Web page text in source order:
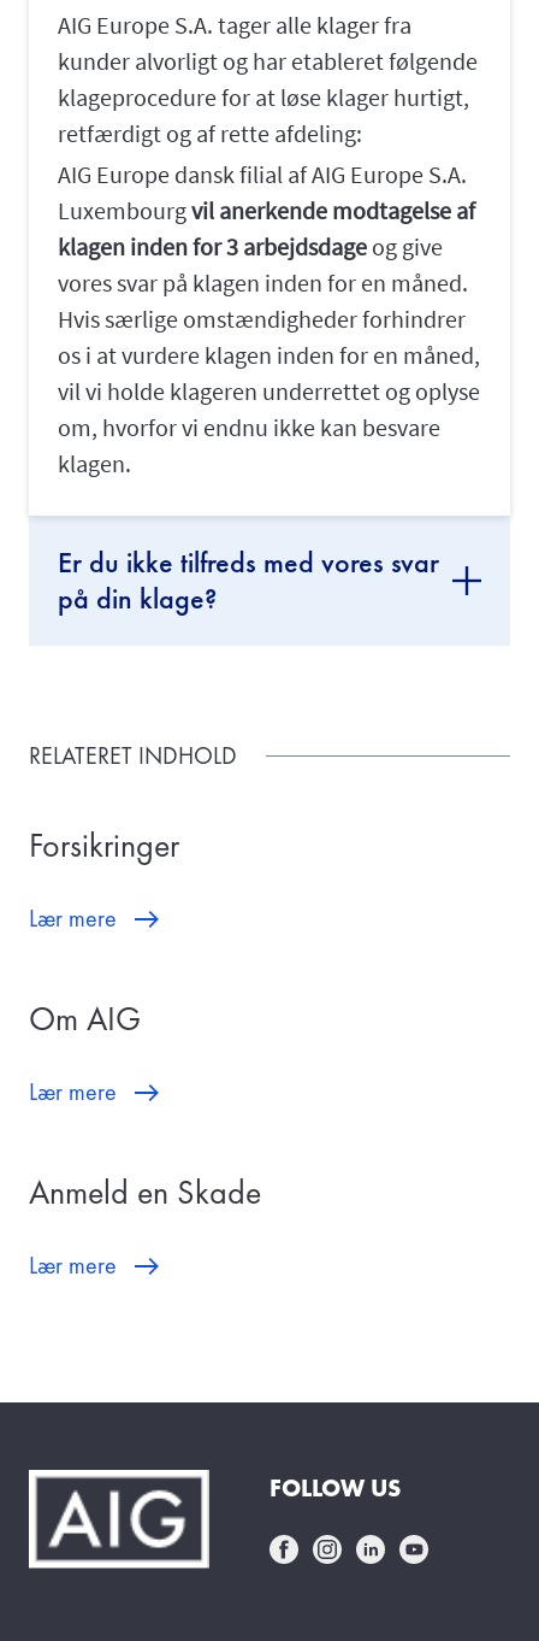
AIG Europe S.A. tager alle klager fra
kunder alvorligt og har etableret følgende
klageprocedure for at løse klager hurtigt,
retfærdigt og af rette afdeling:
AIG Europe dansk filial af AIG Europe S.A.
Luxembourgvil anerkende modtagelse af
klagen inden for 3 arbejdsdage og give
vores svar på klagen inden for en måned.
Hvis særlige omstændigheder forhindrer
os i at vurdere klagen inden for en måned,
vil vi holde klageren underrettet og oplyse
om, hvorfor vi endnu ikke kan besvare
klagen.
Er du ikke tilfreds med vores svar
på din klage?
RELATERET INDHOLD
Forsikringer
Lær mere
Om AIG
Lær mere
Anmeld en Skade
Lær mere
FOLLOW US